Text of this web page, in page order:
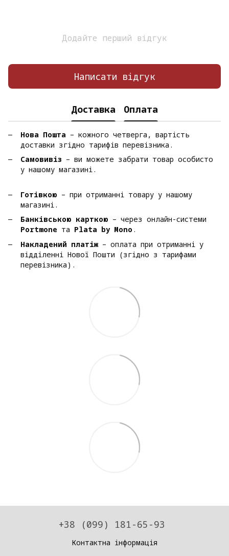
Додайте перший відгук
Написати відгук
Доставка Оплата
Нова Пошта – кожного четверга, вартість
доставки згідно тарифів перевізника.
Самовивіз – ви можете забрати товар особисто
у нашому магазині.
Готівкою – при отриманні товару у нашому
магазині.
Банківською карткою – через онлайн-системи
Portmone та Plata by Mono .
Накладений платіж – оплата при отриманні у
відділенні Нової Пошти (згідно з тарифами
перевізника).
+38 (099) 181-65-93
Контактна інформація